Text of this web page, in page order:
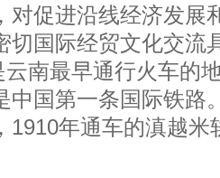
对促进沿线经济发展
切国际经贸文化交流
南最早通行火车的
中国第一条国际铁路
1910年通车的滇越米